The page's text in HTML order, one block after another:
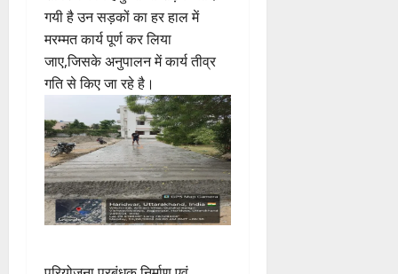
गयी है उन सड़कों का हर हाल में
मरम्मत कार्य पूर्ण कर लिया
जाए,जिसके अनुपालन में कार्य तीव्र
गति से किए जा रहे है।